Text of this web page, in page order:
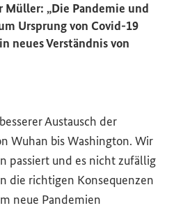
Müller: „Die Pandemie und
Ursprung von Covid-19
neues Verständnis von
Austausch der
Wuhan bis Washington. Wir
passiert und es nicht zufällig
die richtigen Konsequenzen
neue Pandemien